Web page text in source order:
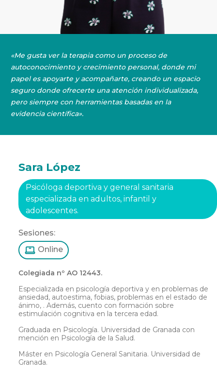
«Me gusta ver la terapia como un proceso de
autoconocimiento y crecimiento personal, donde mi
papel es apoyarte y acompañarte, creando un espacio
seguro donde ofrecerte una atención individualizada,
pero siempre con herramientas basadas en la
evidencia científica».
Sara López
Psicóloga deportiva y general sanitaria
especializada en adultos, infantil y
adolescentes.
Sesiones:
Online
Colegiada nº AO 12443.
Especializada en psicología deportiva y en problemas de
ansiedad, autoestima, fobias, problemas en el estado de
ánimo, . Además, cuento con formación sobre
estimulación cognitiva en la tercera edad.
Graduada en Psicología. Universidad de Granada con
mención en Psicología de la Salud.
Máster en Psicología General Sanitaria. Universidad de
Granada.